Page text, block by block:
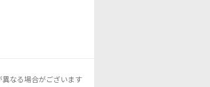
なる場合がございます